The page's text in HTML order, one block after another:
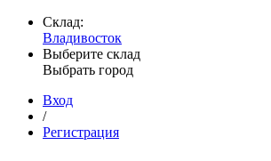
Склад:
Владивосток
Выберите склад
Выбрать город
Вход
/
Регистрация